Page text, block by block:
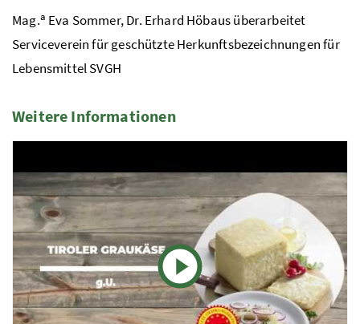
Mag.a Eva Sommer, Dr. Erhard Höbaus überarbeitet
Serviceverein für geschützte Herkunftsbezeichnungen für
Lebensmittel SVGH
Weitere Informationen